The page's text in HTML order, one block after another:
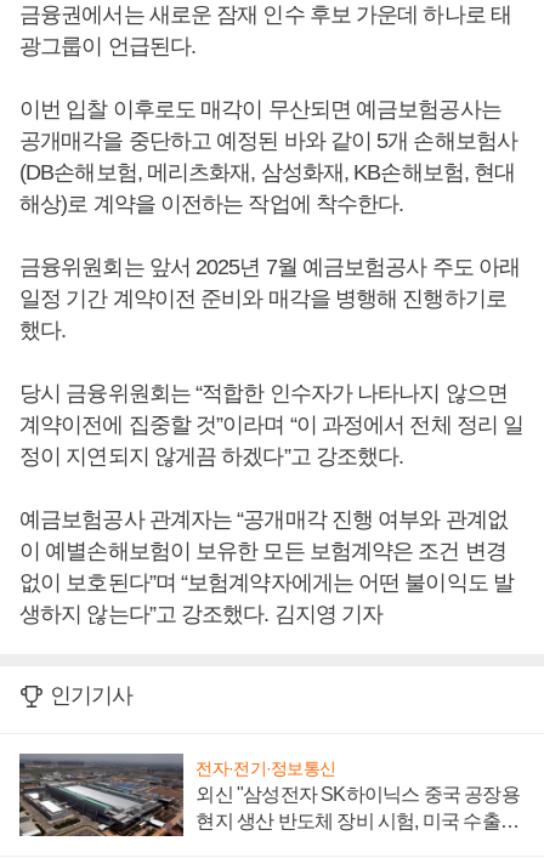
금융권에서는 새로운 잠재 인수 후보 가운데 하나로 태
광그룹이 언급된다.
이번 입찰 이후로도 매각이 무산되면 예금보험공사는
공개매각을 중단하고 예정된 바와 같이 5개 손해보험사
(DB손해보험, 메리츠화재, 삼성화재, KB손해보험, 현대
해상)로 계약을 이전하는 작업에 착수한다.
금융위원회는 앞서 2025년 7월 예금보험공사 주도 아래
일정 기간 계약이전 준비와 매각을 병행해 진행하기로
했다.
당시 금융위원회는 “적합한 인수자가 나타나지 않으면
계약이전에 집중할 것”이라며 “이 과정에서 전체 정리 일
정이 지연되지 않게끔 하겠다”고 강조했다.
예금보험공사 관계자는 “공개매각 진행 여부와 관계없
이 예별손해보험이 보유한 모든 보험계약은 조건 변경
없이 보호된다”며 “보험계약자에게는 어떤 불이익도 발
생하지 않는다”고 강조했다. 김지영 기자
인기기사
전자·전기·정보통신
외신 "삼성전자 SK하이닉스 중국 공장용
현지 생산 반도체 장비 시험, 미국 수출통